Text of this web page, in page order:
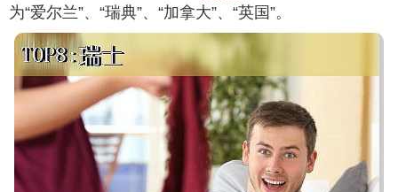
为“爱尔兰”、“瑞典”、“加拿大”、“英国”。